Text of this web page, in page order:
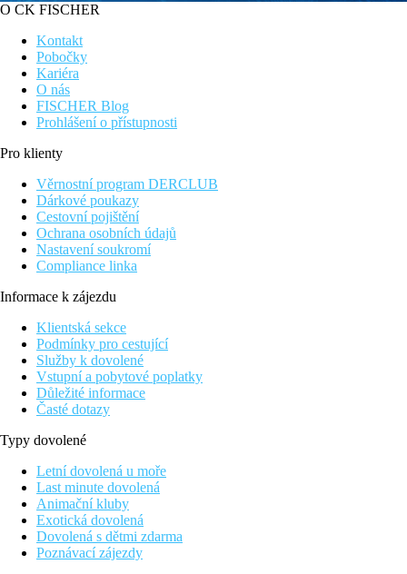
O CK FISCHER
Kontakt
Pobočky
Kariéra
O nás
FISCHER Blog
Prohlášení o přístupnosti
Pro klienty
Věrnostní program DERCLUB
Dárkové poukazy
Cestovní pojištění
Ochrana osobních údajů
Nastavení soukromí
Compliance linka
Informace k zájezdu
Klientská sekce
Podmínky pro cestující
Služby k dovolené
Vstupní a pobytové poplatky
Důležité informace
Časté dotazy
Typy dovolené
Letní dovolená u moře
Last minute dovolená
Animační kluby
Exotická dovolená
Dovolená s dětmi zdarma
Poznávací zájezdy